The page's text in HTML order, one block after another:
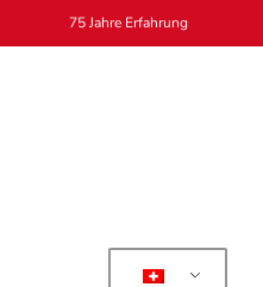
75 Jahre Erfahrung